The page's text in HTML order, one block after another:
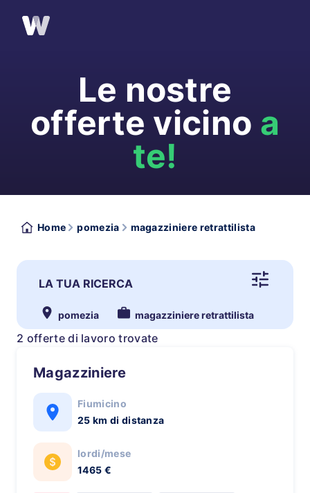
Le nostre
offerte vicino a
te!
Home pomezia magazziniere retrattilista
LA TUA RICERCA
pomezia magazziniere retrattilista
2 offerte di lavoro trovate
Magazziniere
Fiumicino
25 km di distanza
lordi/mese
1465 €